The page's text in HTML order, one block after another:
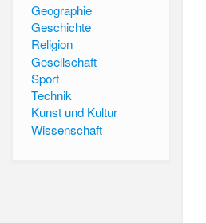
Geographie
Geschichte
Religion
Gesellschaft
Sport
Technik
Kunst und Kultur
Wissenschaft